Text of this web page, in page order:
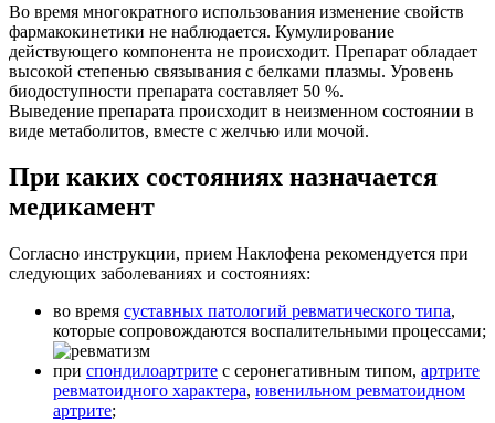
Во время многократного использования изменение свойств
фармакокинетики не наблюдается. Кумулирование
действующего компонента не происходит. Препарат обладает
высокой степенью связывания с белками плазмы. Уровень
биодоступности препарата составляет 50 %.
Выведение препарата происходит в неизменном состоянии в
виде метаболитов, вместе с желчью или мочой.
При каких состояниях назначается
медикамент
Согласно инструкции, прием Наклофена рекомендуется при
следующих заболеваниях и состояниях:
во время суставных патологий ревматического типа,
которые сопровождаются воспалительными процессами;
при спондилоартрите с серонегативным типом, артрите
ревматоидного характера, ювенильном ревматоидном
артрите;